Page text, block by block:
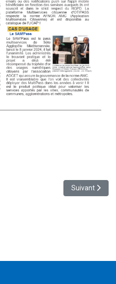
Article suivant
Suivant